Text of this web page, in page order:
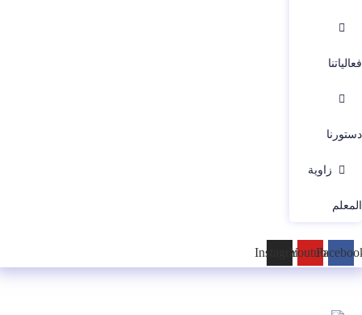
فعالياتنا
دستورنا
زاوية
المعلم
Youtube
Instagram